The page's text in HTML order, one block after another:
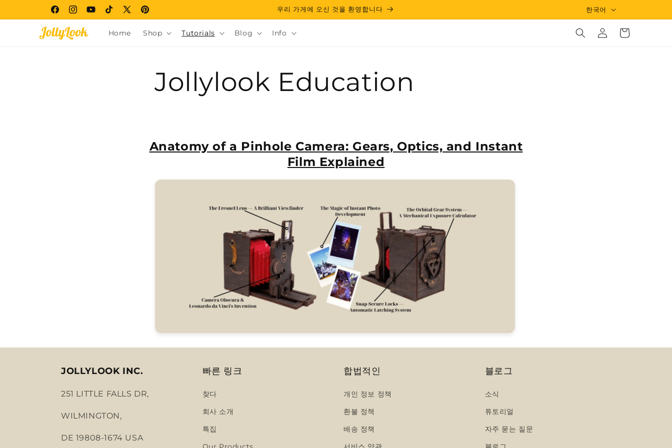
뛰기
FacebookInstagram
YouTubeTikTokX(Twitter)Pinterest
우리 가게에 오신 것을 환영합니다
언
어
한국어
Home Shop Tutorials Blog Info
로
그
트
Jollylook Education
Anatomy of a Pinhole Camera: Gears, Optics, and Instant
Film Explained
JOLLYLOOK INC.
251 LITTLE FALLS DR,
WILMINGTON,
DE 19808-1674 USA
빠른 링크
찾다
회사 소개
특집
합법적인
개인 정보 정책
환불 정책
배송 정책
블로그
소식
튜토리얼
자주 묻는 질문